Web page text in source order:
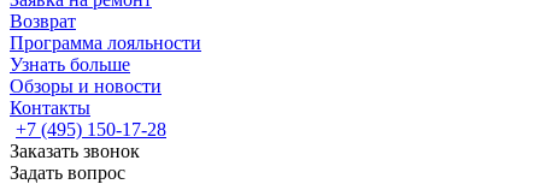
Возврат
Программа лояльности
Узнать больше
Обзоры и новости
Контакты
+7 (495) 150-17-28
Заказать звонок
Задать вопрос